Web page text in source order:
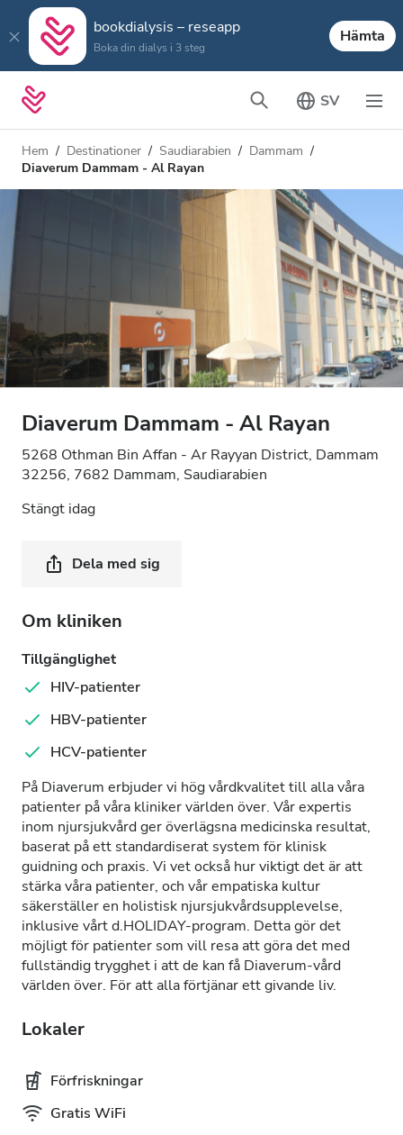
bookdialysis – reseapp
Boka din dialys i 3 steg
Hämta
SV
Hem Destinationer Saudiarabien
Dammam
Diaverum Dammam - Al Rayan
Diaverum Dammam - Al Rayan
5268 Othman Bin Affan - Ar Rayyan District, Dammam
32256, 7682 Dammam, Saudiarabien
Stängt idag
Dela med sig
Om kliniken
Tillgänglighet
HIV-patienter
HBV-patienter
HCV-patienter
På Diaverum erbjuder vi hög vårdkvalitet till alla våra
patienter på våra kliniker världen över. Vår expertis
inom njursjukvård ger överlägsna medicinska resultat,
baserat på ett standardiserat system för klinisk
guidning och praxis. Vi vet också hur viktigt det är att
stärka våra patienter, och vår empatiska kultur
säkerställer en holistisk njursjukvårdsupplevelse,
inklusive vårt d.HOLIDAY-program. Detta gör det
möjligt för patienter som vill resa att göra det med
fullständig trygghet i att de kan få Diaverum-vård
världen över. För att alla förtjänar ett givande liv.
Lokaler
Förfriskningar
Gratis WiFi